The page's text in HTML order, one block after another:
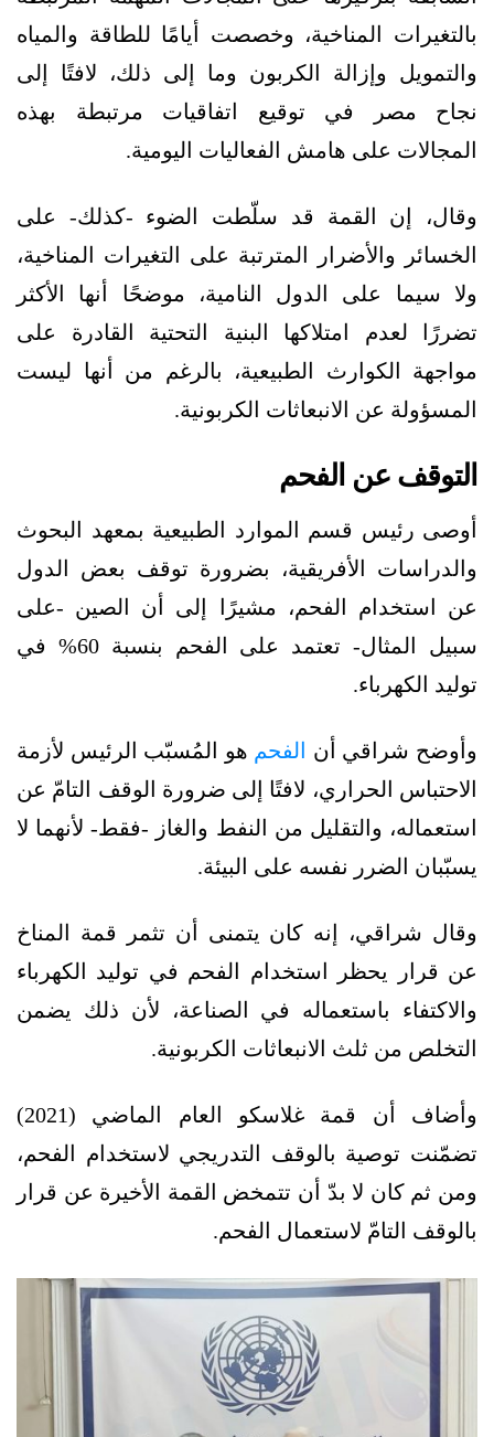
بالتغيرات المناخية، وخصصت أيامًا للطاقة والمياه
والتمويل وإزالة الكربون وما إلى ذلك، لافتًا إلى
نجاح مصر في توقيع اتفاقيات مرتبطة بهذه
المجالات على هامش الفعاليات اليومية.
وقال، إن القمة قد سلّطت الضوء -كذلك- على
الخسائر والأضرار المترتبة على التغيرات المناخية،
ولا سيما على الدول النامية، موضحًا أنها الأكثر
تضررًا لعدم امتلاكها البنية التحتية القادرة على
مواجهة الكوارث الطبيعية، بالرغم من أنها ليست
المسؤولة عن الانبعاثات الكربونية.
التوقف عن الفحم
أوصى رئيس قسم الموارد الطبيعية بمعهد البحوث
والدراسات الأفريقية، بضرورة توقف بعض الدول
عن استخدام الفحم، مشيرًا إلى أن الصين -على
سبيل المثال- تعتمد على الفحم بنسبة 60% في
توليد الكهرباء.
وأوضح شراقي أن الفحم هو المُسبّب الرئيس لأزمة
الاحتباس الحراري، لافتًا إلى ضرورة الوقف التامّ عن
استعماله، والتقليل من النفط والغاز -فقط- لأنهما لا
يسبّبان الضرر نفسه على البيئة.
وقال شراقي، إنه كان يتمنى أن تثمر قمة المناخ
عن قرار يحظر استخدام الفحم في توليد الكهرباء
والاكتفاء باستعماله في الصناعة، لأن ذلك يضمن
التخلص من ثلث الانبعاثات الكربونية.
وأضاف أن قمة غلاسكو العام الماضي (2021)
تضمّنت توصية بالوقف التدريجي لاستخدام الفحم،
ومن ثم كان لا بدّ أن تتمخض القمة الأخيرة عن قرار
بالوقف التامّ لاستعمال الفحم.